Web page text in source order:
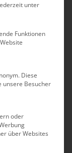
noch
Sie
wir: mehr
unter
für die
Funktionen
Diese
unsere Besucher
oder
über Websites